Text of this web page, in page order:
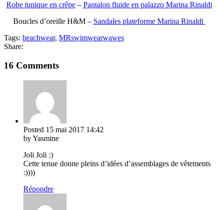
Robe tunique en crêpe– Pantalon fluide en palazzo Marina Rinaldi
Boucles d’oreille H&M – Sandales plateforme Marina Rinaldi
Tags: beachwear, MRswimwearwawes
Share:
16 Comments
Posted 15 mai 2017 14:42
by Yasmine
Joli Joli :)
Cette tenue donne pleins d’idées d’assemblages de vêtements
:))))
Répondre